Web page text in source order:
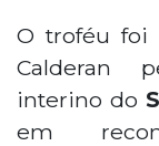
O troféu foi
Calderan
interino do
em